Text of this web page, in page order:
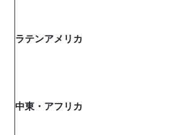
ラテンアメリカ
中東・アフリカ